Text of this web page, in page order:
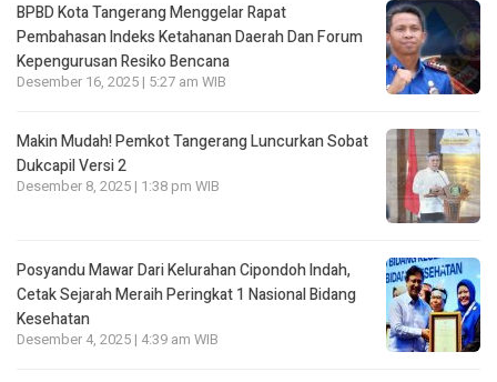
BPBD Kota Tangerang Menggelar Rapat
Pembahasan lndeks Ketahanan Daerah Dan Forum
Kepengurusan Resiko Bencana
Desember 16, 2025 | 5:27 am WIB
Makin Mudah! Pemkot Tangerang Luncurkan Sobat
Dukcapil Versi 2
Desember 8, 2025 | 1:38 pm WIB
Posyandu Mawar Dari Kelurahan Cipondoh lndah,
Cetak Sejarah Meraih Peringkat 1 Nasional Bidang
Kesehatan
Desember 4, 2025 | 4:39 am WIB